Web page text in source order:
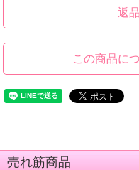
返
この商品に
売れ筋商品